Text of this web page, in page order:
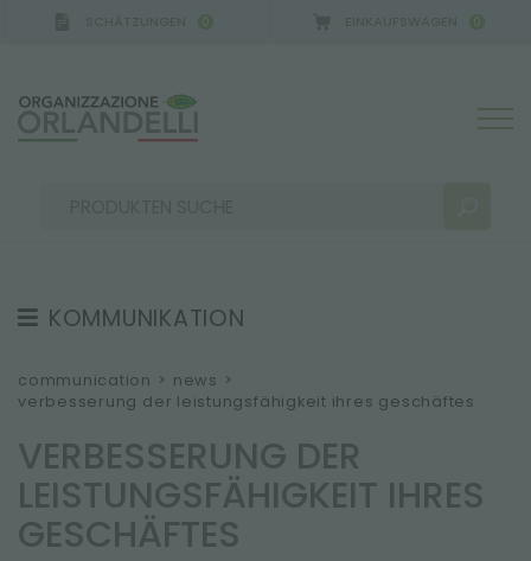
0 0
MEHR ERGEBNISSE FÜR SIE:
KOMMUNIKATION
TESTIMONIAL
NEWS
VIDEO
KATALOGE
NEWSLETTER
communication > news >
verbesserung der leistungsfähigkeit ihres geschäftes
VERBESSERUNG DER
LEISTUNGSFÄHIGKEIT IHRES
GESCHÄFTES